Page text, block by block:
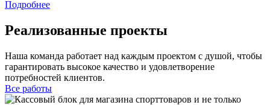
Подробнее
Реализованные проекты
Наша команда работает над каждым проектом с душой, чтобы
гарантировать высокое качество и удовлетворение
потребностей клиентов.
Все работы